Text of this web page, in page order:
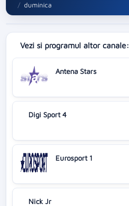
duminica
Vezi si programul altor canale:
Antena Stars
Digi Sport 4
Eurosport 1
Nick Jr